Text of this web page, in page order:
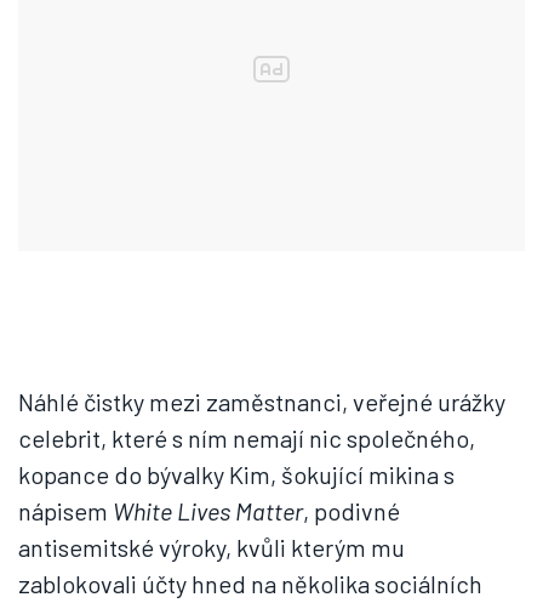
Náhlé čistky mezi zaměstnanci, veřejné urážky
celebrit, které s ním nemají nic společného,
kopance do bývalky Kim, šokující mikina s
nápisem White Lives Matter, podivné
antisemitské výroky, kvůli kterým mu
zablokovali účty hned na několika sociálních